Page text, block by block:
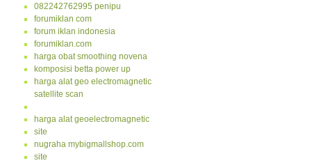
082242762995 penipu
forumiklan com
forum iklan indonesia
forumiklan.com
harga obat smoothing novena
komposisi betta power up
harga alat geo electromagnetic
satellite scan
harga alat geoelectromagnetic
site
nugraha mybigmallshop.com
site